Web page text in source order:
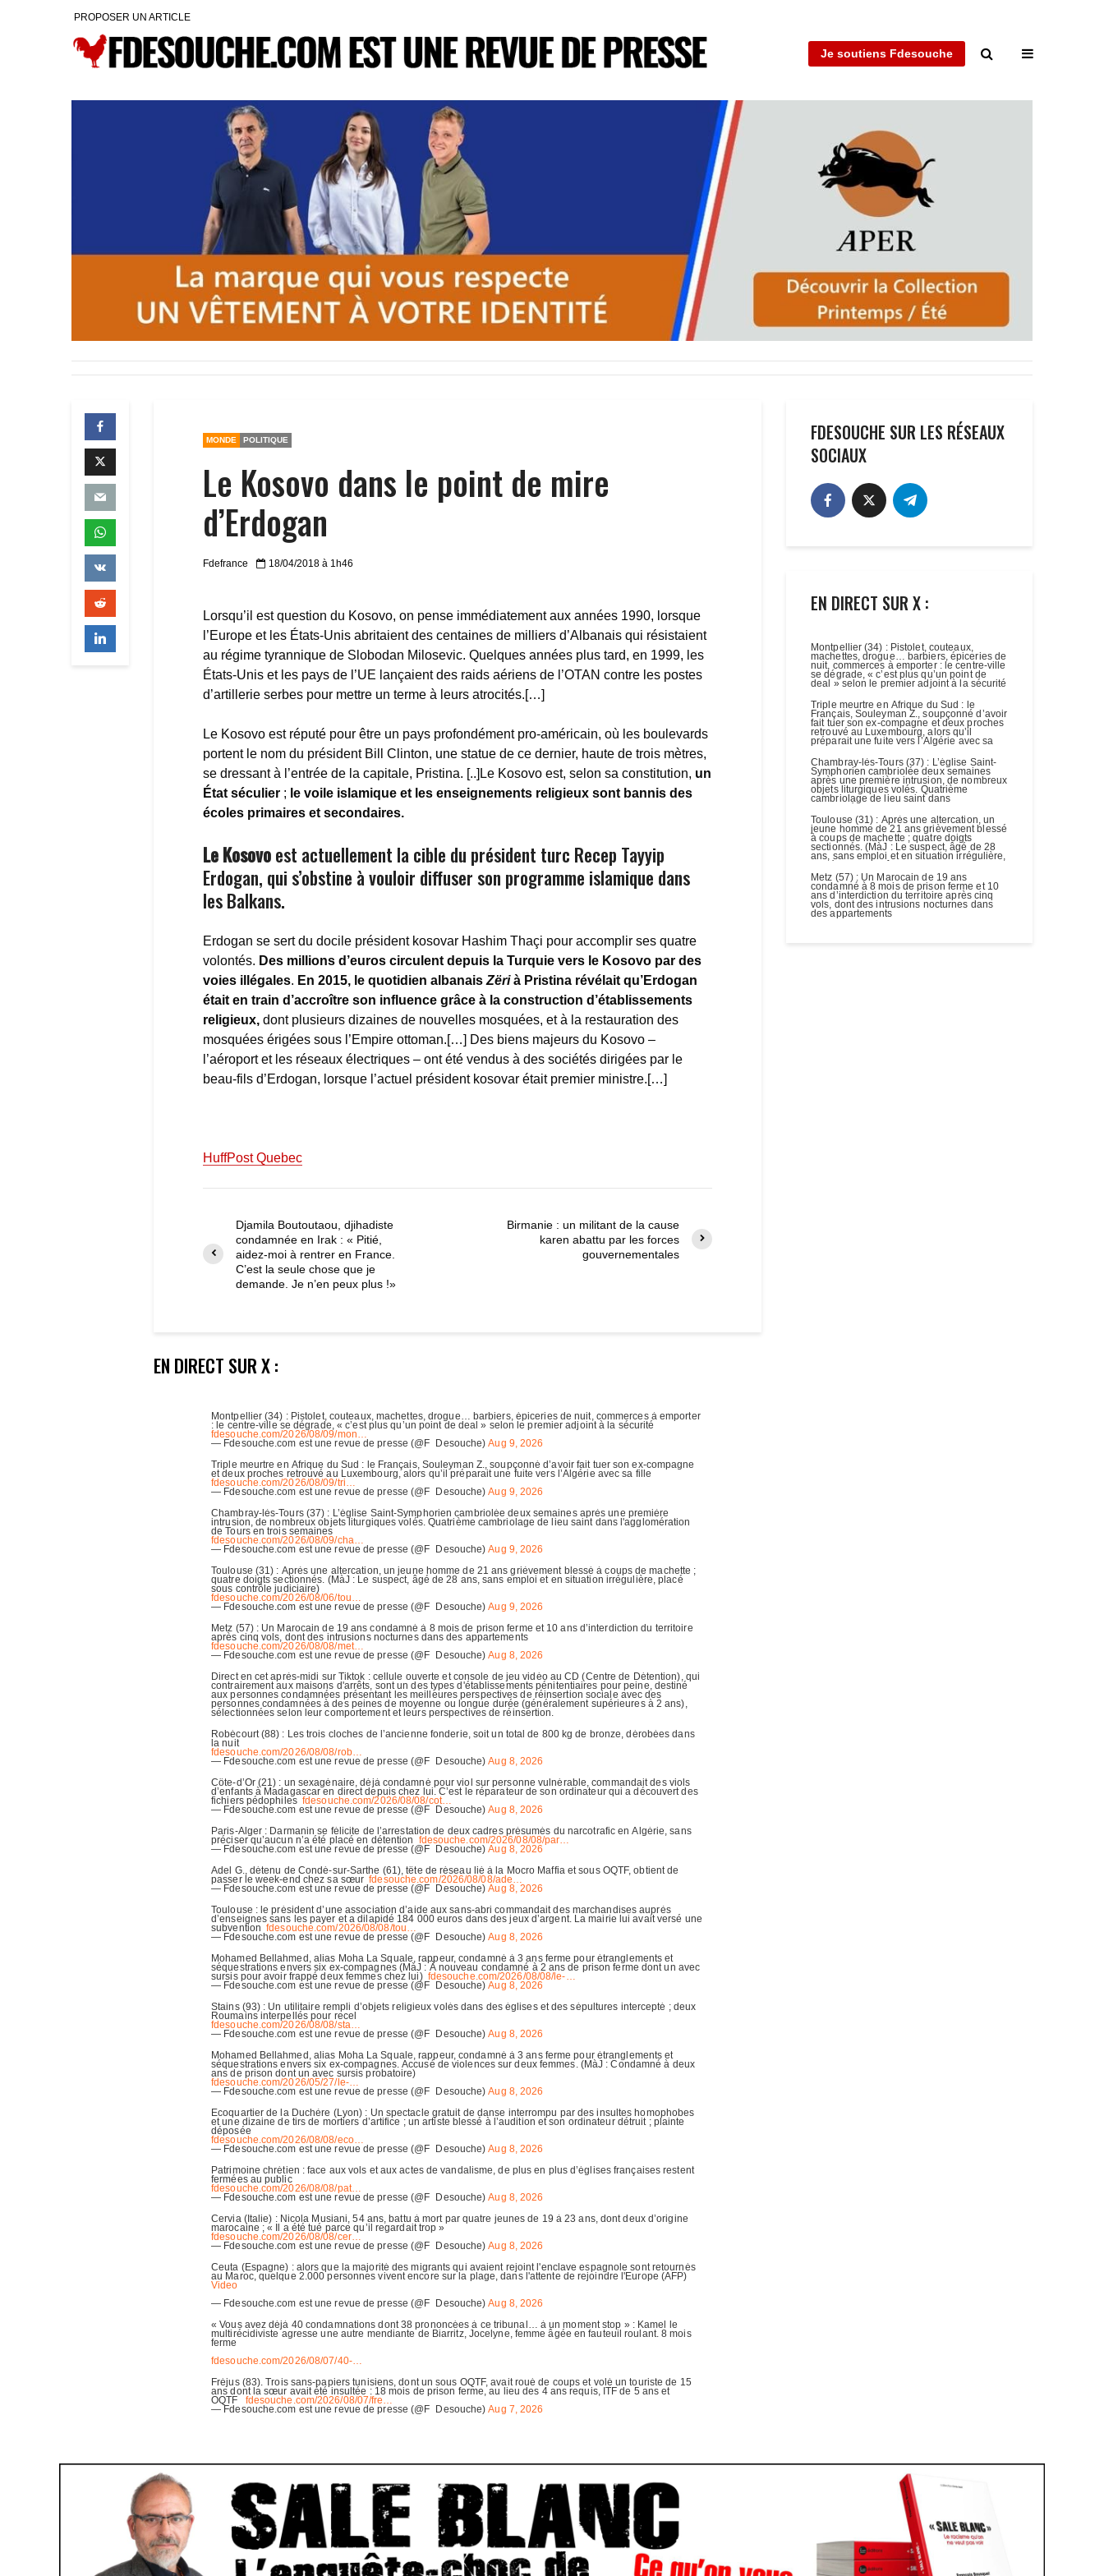
PROPOSER UN ARTICLE
Je soutiens Fdesouche
MONDE POLITIQUE
Le Kosovo dans le point de mire
d’Erdogan
Fdefrance 18/04/2018 à 1h46
Lorsqu’il est question du Kosovo, on pense immédiatement aux années 1990, lorsque
l’Europe et les États-Unis abritaient des centaines de milliers d’Albanais qui résistaient
au régime tyrannique de Slobodan Milosevic. Quelques années plus tard, en 1999, les
États-Unis et les pays de l’UE lançaient des raids aériens de l’OTAN contre les postes
d’artillerie serbes pour mettre un terme à leurs atrocités.[…]
Le Kosovo est réputé pour être un pays profondément pro-américain, où les boulevards
portent le nom du président Bill Clinton, une statue de ce dernier, haute de trois mètres,
se dressant à l’entrée de la capitale, Pristina. [..]Le Kosovo est, selon sa constitution, un
État séculier ; le voile islamique et les enseignements religieux sont bannis des
écoles primaires et secondaires.
Le Kosovoest actuellement la cible du président turc Recep Tayyip
Erdogan, qui s’obstine à vouloir diffuser son programme islamique dans
les Balkans.
Erdogan se sert du docile président kosovar Hashim Thaçi pour accomplir ses quatre
volontés. Des millions d’euros circulent depuis la Turquie vers le Kosovo par des
voies illégales. En 2015, le quotidien albanais Zërià Pristina révélait qu’Erdogan
était en train d’accroître son influence grâce à la construction d’établissements
religieux, dont plusieurs dizaines de nouvelles mosquées, et à la restauration des
mosquées érigées sous l’Empire ottoman.[…] Des biens majeurs du Kosovo –
l’aéroport et les réseaux électriques – ont été vendus à des sociétés dirigées par le
beau-fils d’Erdogan, lorsque l’actuel président kosovar était premier ministre.[…]
HuffPost Quebec
Djamila Boutoutaou, djihadiste
condamnée en Irak : « Pitié,
aidez-moi à rentrer en France.
C’est la seule chose que je
demande. Je n’en peux plus !»
Birmanie : un militant de la cause
karen abattu par les forces
gouvernementales
EN DIRECT SUR X :
FDESOUCHE SUR LES RÉSEAUX
SOCIAUX
EN DIRECT SUR X :